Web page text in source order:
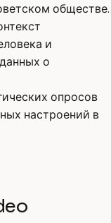
обществе.
и
о
опросов
настроений в